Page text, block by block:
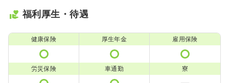
福利厚生・待遇
健康保険 厚生年金 雇用保険
労災保険 車通勤 寮